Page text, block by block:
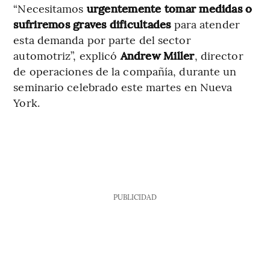
“Necesitamos urgentemente tomar medidas o
sufriremos graves dificultadespara atender
esta demanda por parte del sector
automotriz”, explicóAndrew Miller, director
de operaciones de la compañía, durante un
seminario celebrado este martes en Nueva
York.
PUBLICIDAD